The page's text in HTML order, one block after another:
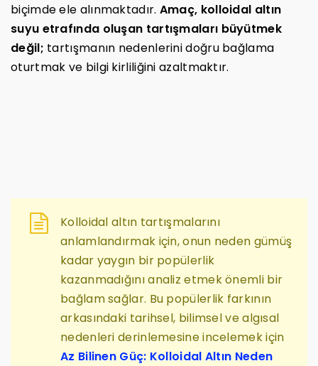
biçimde ele alınmaktadır. Amaç, kolloidal altın
suyu etrafında oluşan tartışmaları büyütmek
değil; tartışmanın nedenlerini doğru bağlama
oturtmak ve bilgi kirliliğini azaltmaktır.
Kolloidal altın tartışmalarını
anlamlandırmak için, onun neden gümüş
kadar yaygın bir popülerlik
kazanmadığını analiz etmek önemli bir
bağlam sağlar. Bu popülerlik farkının
arkasındaki tarihsel, bilimsel ve algısal
nedenleri derinlemesine incelemek için
Az Bilinen Güç: Kolloidal Altın Neden